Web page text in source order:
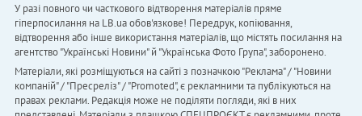
У разі повного чи часткового відтворення матеріалів пряме
гіперпосилання на LB.ua обов'язкове! Передрук, копіювання,
відтворення або інше використання матеріалів, що містять посилання на
агентство "Українськi Новини" й "Українська Фото Група", заборонено.
Матеріали, які розміщуються на сайті з позначкою "Реклама" / "Новини
компаній" / "Пресреліз" / "Promoted", є рекламними та публікуються на
правах реклами. Редакція може не поділяти погляди, які в них